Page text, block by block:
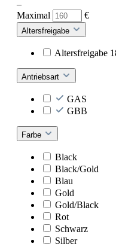
–
Maximal
€
Altersfreigabe
Altersfreigabe
Antriebsart
GAS
GBB
Farbe
Black
Black/Gold
Blau
Gold
Gold/Black
Rot
Schwarz
Silber